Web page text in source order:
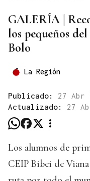
GALERÍA |
los pequeños
Bolo
La Región
Publicado: 27 Abr
Actualizado: 27
Los alumnos de
CEIP Bibei de